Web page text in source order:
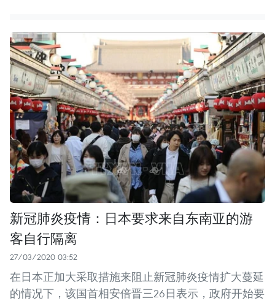
新冠肺炎疫情：日本要求来自东南亚的游
客自行隔离
27/03/2020 03:52
在日本正加大采取措施来阻止新冠肺炎疫情扩大蔓延
的情况下，该国首相安倍晋三26日表示，政府开始要